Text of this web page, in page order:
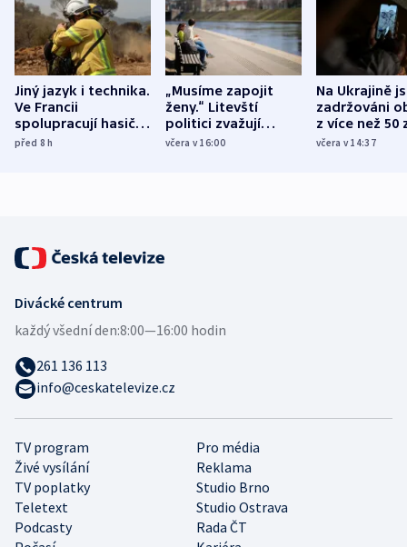
Jiný jazyk i technika.
Ve Francii
spolupracují hasiči z
různých zemí
před 8h
„Musíme zapojit
ženy.“ Litevští
politici zvažují
dohodu o
včera v 16:00
Na Ukrajině
zadržováni
z více než 50
Bojovali na
včera v 14:37
TV program
Pro média
Živé vysílání
Reklama
TV poplatky
Studio Brno
Teletext
Studio Ostrava
Podcasty
Rada ČT
Divácké centrum
každý všední den:8:00—16:00 hodin
261 136 113
info@ceskatelevize.cz